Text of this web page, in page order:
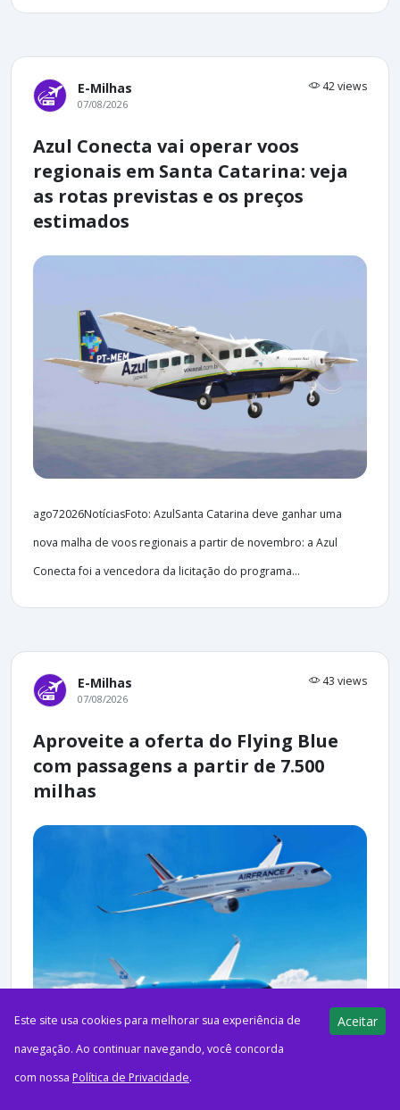
E-Milhas 42 views
07/08/2026
Azul Conecta vai operar voos
regionais em Santa Catarina: veja
as rotas previstas e os preços
estimados
ago72026NotíciasFoto: AzulSanta Catarina deve ganhar uma
nova malha de voos regionais a partir de novembro: a Azul
Conecta foi a vencedora da licitação do programa...
E-Milhas 43 views
07/08/2026
Aproveite a oferta do Flying Blue
com passagens a partir de 7.500
milhas
ago72026Programas de FidelidadeO Pontos pra Voar receberá
Este site usa cookies para melhorar sua experiência de
navegação. Ao continuar navegando, você concorda
com nossa Política de Privacidade.
Aceitar